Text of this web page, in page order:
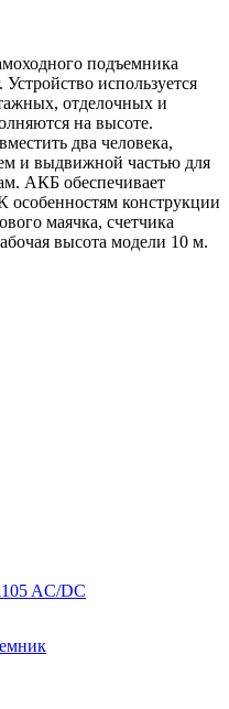
подъемника
используется
отделочных и
на высоте.
два человека,
и выдвижной частью для
АКБ обеспечивает
особенностям конструкции
маячка, счетчика
высота модели 10 м.